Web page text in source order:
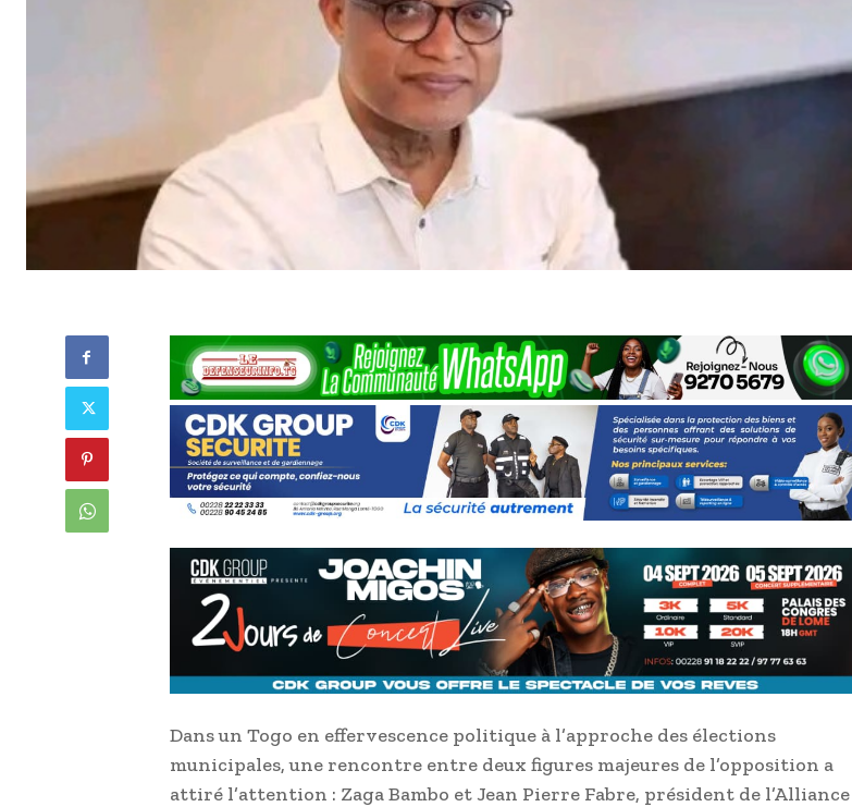
Dans un Togo en effervescence politique à l’approche des élections
municipales, une rencontre entre deux figures majeures de l’opposition a
attiré l’attention : Zaga Bambo et Jean Pierre Fabre, président de l’Alliance